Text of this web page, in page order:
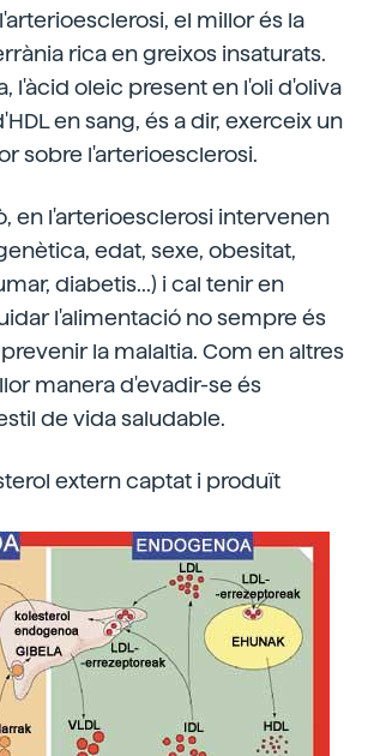
el millor és la
rica en greixos insaturats.
l'àcid oleic present en l'oli d'oliva
en sang, és a dir, exerceix un
sobre l'arterioesclerosi.
en l'arterioesclerosi intervenen
edat, sexe, obesitat,
diabetis...) i cal tenir en
l'alimentació no sempre és
la malaltia. Com en altres
manera d'evadir-se és
de vida saludable.
extern captat i produït